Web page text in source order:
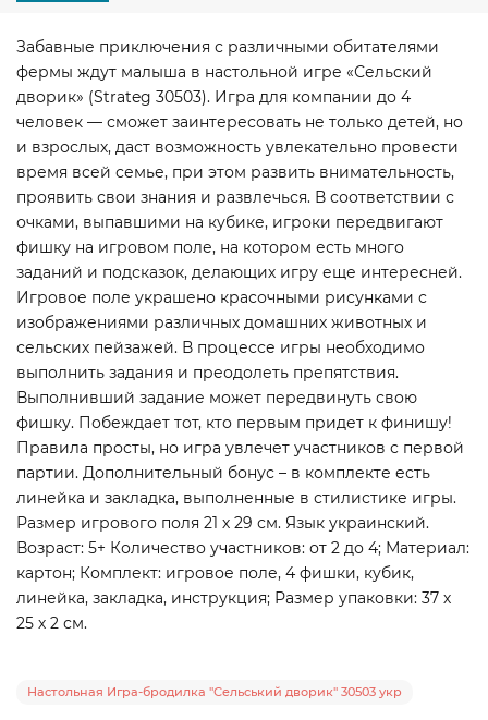
Забавные приключения с различными обитателями
фермы ждут малыша в настольной игре «Сельский
дворик» (Strateg 30503). Игра для компании до 4
человек — сможет заинтересовать не только детей, но
и взрослых, даст возможность увлекательно провести
время всей семье, при этом развить внимательность,
проявить свои знания и развлечься. В соответствии с
очками, выпавшими на кубике, игроки передвигают
фишку на игровом поле, на котором есть много
заданий и подсказок, делающих игру еще интересней.
Игровое поле украшено красочными рисунками с
изображениями различных домашних животных и
сельских пейзажей. В процессе игры необходимо
выполнить задания и преодолеть препятствия.
Выполнивший задание может передвинуть свою
фишку. Побеждает тот, кто первым придет к финишу!
Правила просты, но игра увлечет участников с первой
партии. Дополнительный бонус – в комплекте есть
линейка и закладка, выполненные в стилистике игры.
Размер игрового поля 21 х 29 см. Язык украинский.
Возраст: 5+ Количество участников: от 2 до 4; Материал:
картон; Комплект: игровое поле, 4 фишки, кубик,
линейка, закладка, инструкция; Размер упаковки: 37 х
25 х 2 см.
Настольная Игра-бродилка "Сельський дворик" 30503 укр